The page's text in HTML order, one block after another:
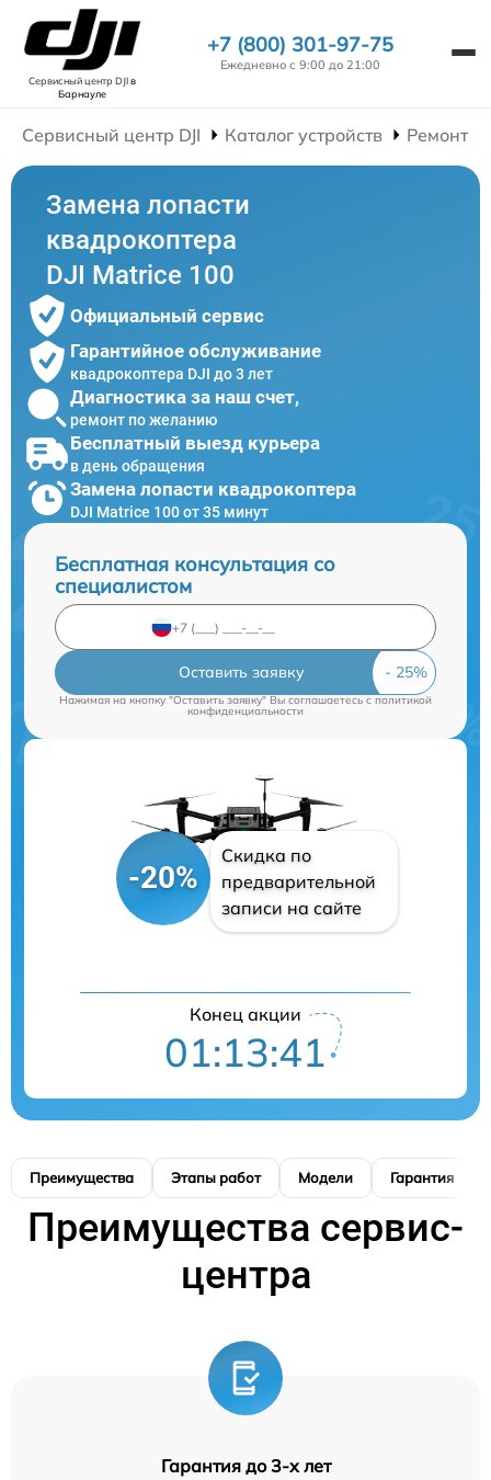
Сервисный центр DJIв
Барнауле
+7 (800) 301-97-75
Ежедневно с 9:00 до 21:00
Сервисный центр DJI Каталог устройств Ремонт
Замена лопасти
квадрокоптера
DJI Matrice 100
Официальный сервис
Гарантийное обслуживание
квадрокоптера DJI до 3 лет
Диагностика за наш счет,
ремонт по желанию
Бесплатный выезд курьера
в день обращения
Замена лопасти квадрокоптера
DJI Matrice 100 от 35 минут
Бесплатная консультация со
специалистом
Оставить заявку
Нажимая на кнопку "Оставить заявку" Вы соглашаетесь cполитикой
конфиденциальности
-20%
Скидка по
предварительной
записи на сайте
Конец акции
01:13:40
Преимущества Этапы работ Модели Гарантия
Преимущества сервис-
центра
Гарантия до 3-х лет